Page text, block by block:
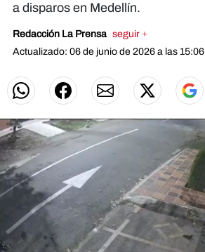
a disparos en Medellín.
Redacción La Prensa seguir +
Actualizado: 06 de junio de 2026 a las 15:06